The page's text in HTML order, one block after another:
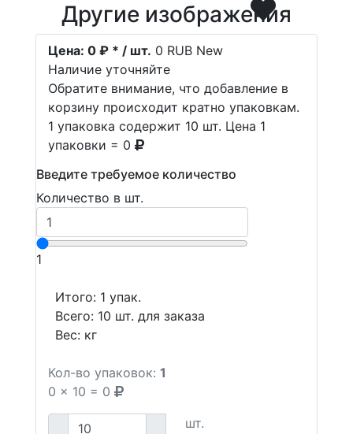
Другие изображения
Цена: 0 ₽ * / шт. 0 RUB New
Наличие уточняйте
Обратите внимание, что добавление в
корзину происходит кратно упаковкам.
1 упаковка содержит 10 шт. Цена 1
упаковки = 0
Введите требуемое количество
Количество в шт.
1
Итого: 1 упак.
Всего: 10 шт. для заказа
Вес: кг
Кол-во упаковок: 1
0 x 10 = 0
шт.